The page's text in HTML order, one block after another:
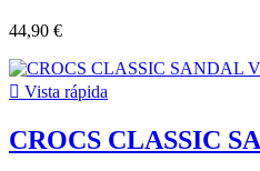
44,90 €
 Vista rápida
CROCS CLASSIC